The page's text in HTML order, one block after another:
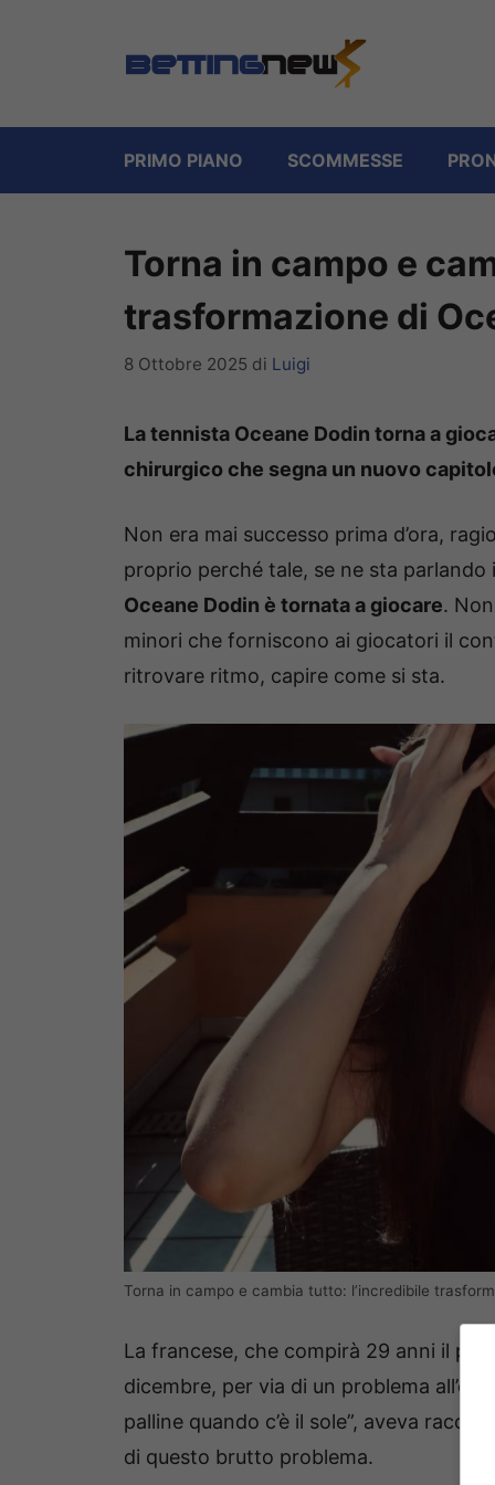
PRIMO PIANO SCOMMESSE
Torna in campo e
trasformazione di
8 Ottobre 2025 di Luigi
La tennista Oceane Dodin torna a
chirurgico che segna un nuovo
Non era mai successo prima d’ora,
proprio perché tale, se ne sta parlando
Oceane Dodin è tornata a giocare.
minori che forniscono ai giocatori il
ritrovare ritmo, capire come si sta.
Torna in campo e cambia tutto: l’incredibile
La francese, che compirà 29 anni il
dicembre, per via di un problema
palline quando c’è il sole”, aveva
di questo brutto problema.